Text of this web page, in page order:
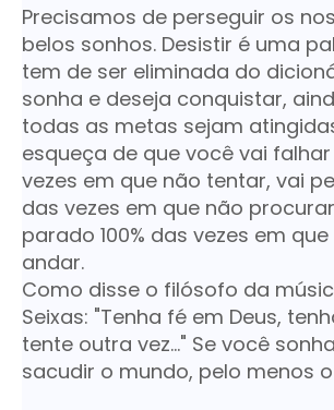
Precisamos de perseguir os
belos sonhos. Desistir é uma
tem de ser eliminada do
sonha e deseja conquistar,
todas as metas sejam
esqueça de que você vai falhar
vezes em que não tentar, vai
das vezes em que não
parado 100% das vezes em
andar.
Como disse o filósofo da
Seixas: "Tenha fé em Deus,
tente outra vez..." Se você
sacudir o mundo, pelo menos